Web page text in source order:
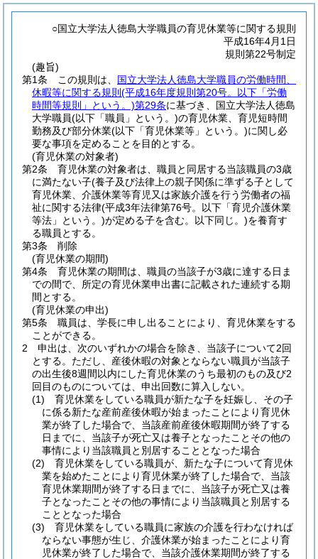
○国立大学法人徳島大学職員の育児休業等に関する規則
平成16年4月1日
規則第22号制定
(趣旨)
第1条
この規則は、 国立大学法人徳島大学職員の労働時間、
休暇等に関する規則 (平成16年度規則第20号。以下「労働
時間等規則」という。)第29条に基づき、国立大学法人徳島
大学職員(以下「職員」という。)の育児休業、育児短時間
勤務及び部分休業(以下「育児休業等」という。)に関し必
要な事項を定めることを目的とする。
(育児休業の対象者)
第2条
育児休業の対象者は、職員と同居する当該職員の3歳
に満たない子(養子及び法律上の親子関係に準ずる子として
育児休業、介護休業等育児又は家族介護を行う労働者の福
祉に関する法律(平成3年法律第76号。以下「育児介護休業
等法」という。)が定める子を含む。以下同じ。)を養育す
る職員とする。
第3条
削除
(育児休業の期間)
第4条
育児休業の期間は、職員の当該子が3歳に達する日ま
での間で、所定の育児休業申出書に記載された連続する期
間とする。
(育児休業の申出)
第5条
職員は、学長に申し出ることにより、育児休業をする
ことができる。
2
申出は、次のいずれかの場合を除き、当該子について2回
とする。 ただし、産後休暇の対象とならない職員が当該子
の出生後8週間以内にした育児休業のうち最初のもの及び2
回目のものについては、申出回数に算入しない。
(1)
育児休業をしている職員が新たな子を妊娠し、その子
に係る新たな産前産後休暇が始まったことにより育児休
業が終了した場合で、当該産前産後休暇期間が終了する
日までに、当該子が死亡又は養子となったことその他の
事情により当該職員と別居することとなった場合
(2)
育児休業をしている職員が、新たな子について育児休
業を始めたことにより育児休業が終了した場合で、当該
育児休業期間が終了する日までに、当該子が死亡又は養
子となったことその他の事情により当該職員と別居する
こととなった場合
(3)
育児休業をしている職員に家族の介護を行わなければ
ならない事態が生じ、介護休業が始まったことにより育
児休業が終了した場合で、当該介護休業期間が終了する